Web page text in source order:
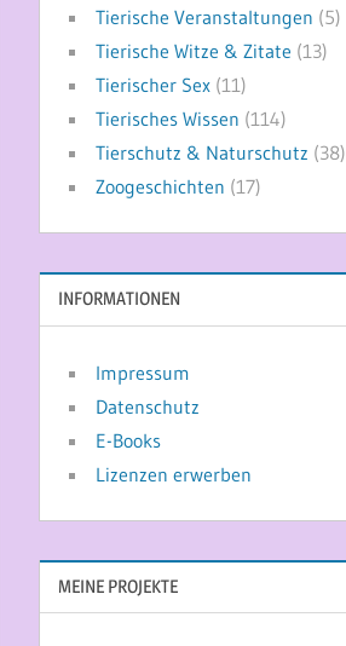
Tierische Veranstaltungen (5)
Tierische Witze & Zitate (13)
Tierischer Sex (11)
Tierisches Wissen (114)
Tierschutz & Naturschutz (38)
Zoogeschichten (17)
INFORMATIONEN
Impressum
Datenschutz
E-Books
Lizenzen erwerben
MEINE PROJEKTE